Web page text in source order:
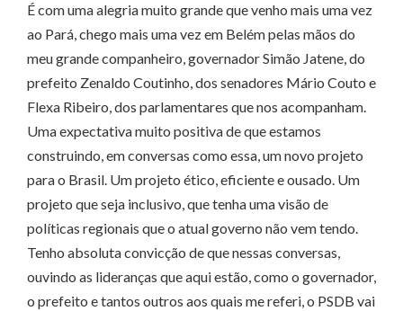
É com uma alegria muito grande que venho mais uma vez
ao Pará, chego mais uma vez em Belém pelas mãos do
meu grande companheiro, governador Simão Jatene, do
prefeito Zenaldo Coutinho, dos senadores Mário Couto e
Flexa Ribeiro, dos parlamentares que nos acompanham.
Uma expectativa muito positiva de que estamos
construindo, em conversas como essa, um novo projeto
para o Brasil. Um projeto ético, eficiente e ousado. Um
projeto que seja inclusivo, que tenha uma visão de
políticas regionais que o atual governo não vem tendo.
Tenho absoluta convicção de que nessas conversas,
ouvindo as lideranças que aqui estão, como o governador,
o prefeito e tantos outros aos quais me referi, o PSDB vai